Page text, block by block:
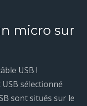
micro sur
USB !
sélectionné
sont situés sur le